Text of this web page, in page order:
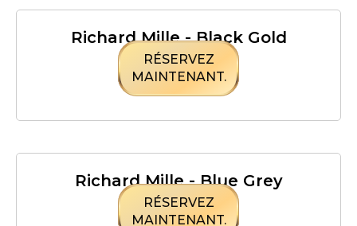
Richard Mille - Black Gold
RÉSERVEZ
MAINTENANT.
Richard Mille - Blue Grey
RÉSERVEZ
MAINTENANT.